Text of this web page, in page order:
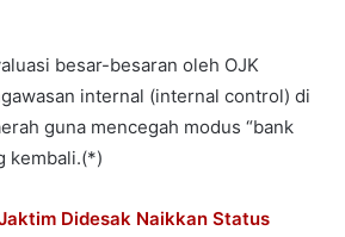
besar-besaran oleh OJK
internal (internal control) di
guna mencegah modus “bank
kembali.(*)
Didesak Naikkan Status